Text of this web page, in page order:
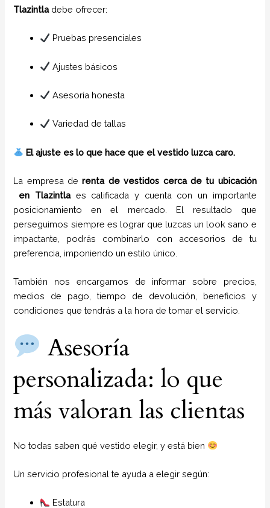
Tlazintla debe ofrecer:
Pruebas presenciales
Ajustes básicos
Asesoría honesta
Variedad de tallas
El ajuste es lo que hace que el vestido luzca caro.
La empresa derenta de vestidos cerca de tu ubicación
en Tlazintla es calificada y cuenta con un importante
posicionamiento en el mercado. El resultado que
perseguimos siempre es lograr que luzcas un look sano e
impactante, podrás combinarlo con accesorios de tu
preferencia, imponiendo un estilo único.
También nos encargamos de informar sobre precios,
medios de pago, tiempo de devolución, beneficios y
condiciones que tendrás a la hora de tomar el servicio.
Asesoría
personalizada: lo que
más valoran las clientas
No todas saben qué vestido elegir, y está bien
Un servicio profesional te ayuda a elegir según:
Estatura